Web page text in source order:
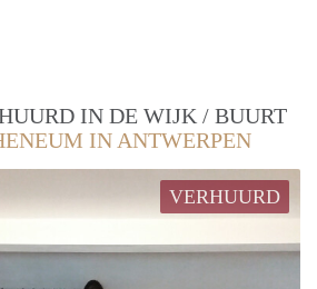
IN DE WIJK / BUURT
IN ANTWERPEN
VERHUURD